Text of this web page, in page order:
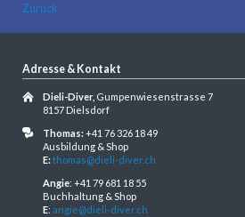
Zurück
Adresse & Kontakt
Dieli-Diver, Gumpenwiesenstrasse 7
8157 Dielsdorf
Thomas:+41 76 326 18 49
Ausbildung & Shop
E:thomas@dieli-diver.ch
Angie: +41 79 681 18 55
Buchhaltung & Shop
E: angie@dieli-diver.ch